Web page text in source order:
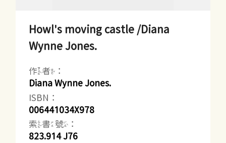
Howl's moving castle /Diana
Wynne Jones.
作者：
Diana Wynne Jones.
ISBN：
006441034X978
索書號：
823.914 J76